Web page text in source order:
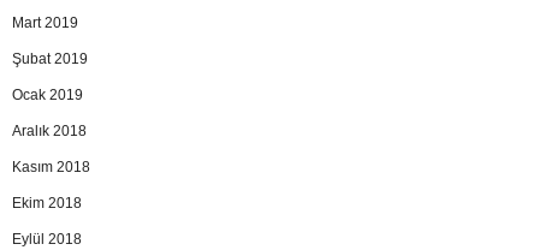
Mart 2019
Şubat 2019
Ocak 2019
Aralık 2018
Kasım 2018
Ekim 2018
Eylül 2018